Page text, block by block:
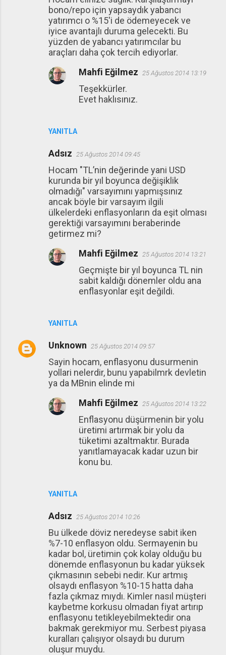
bono/repo için yapsaydık yabancı
yatırımcı o %15'i de ödemeyecek ve
iyice avantajlı duruma gelecekti. Bu
yüzden de yabancı yatırımcılar bu
araçları daha çok tercih ediyorlar.
YANITLA
Mahfi Eğilmez 25 Ağustos 2014 13:19
Teşekkürler.
Evet haklısınız.
Adsız 25 Ağustos 2014 09:45
Hocam "TL’nin değerinde yani USD
kurunda bir yıl boyunca değişiklik
olmadığı" varsayımını yapmışsınız
ancak böyle bir varsayım ilgili
ülkelerdeki enflasyonların da eşit olması
gerektiği varsayımını beraberinde
getirmez mi?
YANITLA
Mahfi Eğilmez 25 Ağustos 2014 13:21
Geçmişte bir yıl boyunca TL nin
sabit kaldığı dönemler oldu ana
enflasyonlar eşit değildi.
Unknown 25 Ağustos 2014 09:57
Sayin hocam, enflasyonu dusurmenin
yollari nelerdir, bunu yapabilmrk devletin
ya da MBnin elinde mi
YANITLA
Mahfi Eğilmez 25 Ağustos 2014 13:22
Enflasyonu düşürmenin bir yolu
üretimi artırmak bir yolu da
tüketimi azaltmaktır. Burada
yanıtlamayacak kadar uzun bir
konu bu.
Adsız 25 Ağustos 2014 10:26
Bu ülkede döviz neredeyse sabit iken
%7-10 enflasyon oldu. Sermayenin bu
kadar bol, üretimin çok kolay olduğu bu
dönemde enflasyonun bu kadar yüksek
çıkmasının sebebi nedir. Kur artmış
olsaydı enflasyon %10-15 hatta daha
fazla çıkmaz mıydı. Kimler nasıl müşteri
kaybetme korkusu olmadan fiyat artırıp
enflasyonu tetikleyebilmektedir ona
bakmak gerekmiyor mu. Serbest piyasa
kuralları çalışıyor olsaydı bu durum
oluşur muydu.